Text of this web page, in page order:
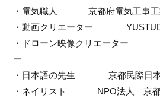
・電気職人             京都府電気工
・動画クリエーター
・ドローン映像クリエーター
ー
・日本語の先生              京都民際日
・ネイリスト             NPO法人　